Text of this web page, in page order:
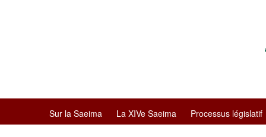
Sur la Saeima La XIVe Saeima Processus législatif